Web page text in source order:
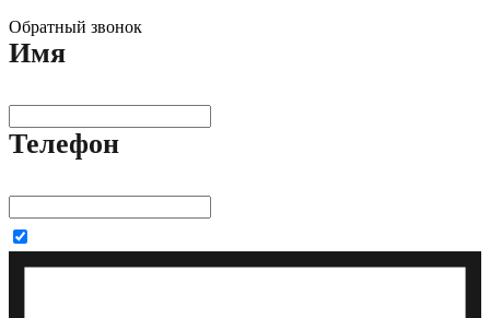
Обратный звонок
Имя
Телефон